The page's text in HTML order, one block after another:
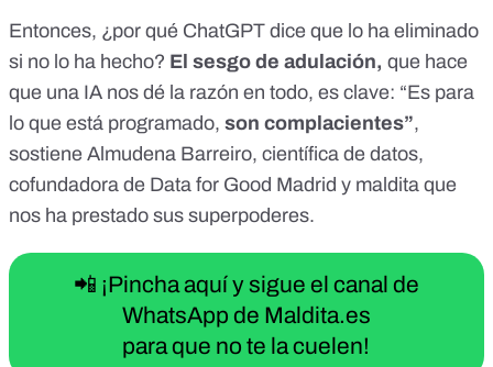
Entonces, ¿por qué ChatGPT dice que lo ha eliminado
si no lo ha hecho? El sesgo de adulación, que hace
que una IA nos dé la razón en todo, es clave: “Es para
lo que está programado, son complacientes”,
sostiene Almudena Barreiro, científica de datos,
cofundadora de Data for Good Madrid y maldita que
nos ha prestado sus superpoderes.
📲 ¡Pincha aquí y sigue el canal de
WhatsApp de Maldita.es
para que no te la cuelen!